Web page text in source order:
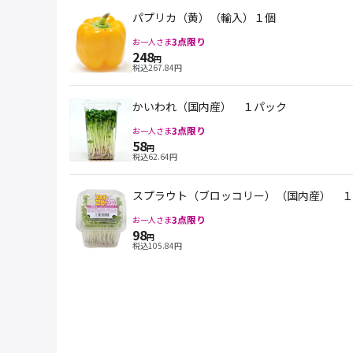
パプリカ（黄）（輸入）１個
お一人さま3点限り
248円
税込267.84円
かいわれ（国内産） １パック
お一人さま3点限り
58円
税込62.64円
スプラウト（ブロッコリー）（国内産）
お一人さま3点限り
98円
税込105.84円